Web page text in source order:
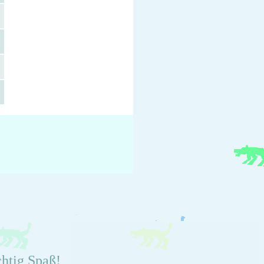
Spaß!